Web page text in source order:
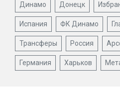
Динамо Донецк
Испания ФК Динамо
Трансферы Россия
Германия Харьков